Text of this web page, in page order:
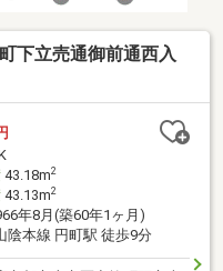
下立売通御前通西入
43.18m2
43.13m2
年8月(築60年1ヶ月)
陰本線 円町駅 徒歩9分